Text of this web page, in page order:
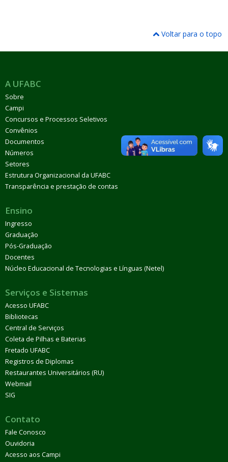
Voltar para o topo
A UFABC
Sobre
Campi
Concursos e Processos Seletivos
Convênios
Documentos
Números
Setores
Estrutura Organizacional da UFABC
Transparência e prestação de contas
Ensino
Ingresso
Graduação
Pós-Graduação
Docentes
Núcleo Educacional de Tecnologias e Línguas (Netel)
Serviços e Sistemas
Acesso UFABC
Bibliotecas
Central de Serviços
Coleta de Pilhas e Baterias
Fretado UFABC
Registros de Diplomas
Restaurantes Universitários (RU)
Webmail
SIG
Contato
Fale Conosco
Ouvidoria
Acesso aos Campi